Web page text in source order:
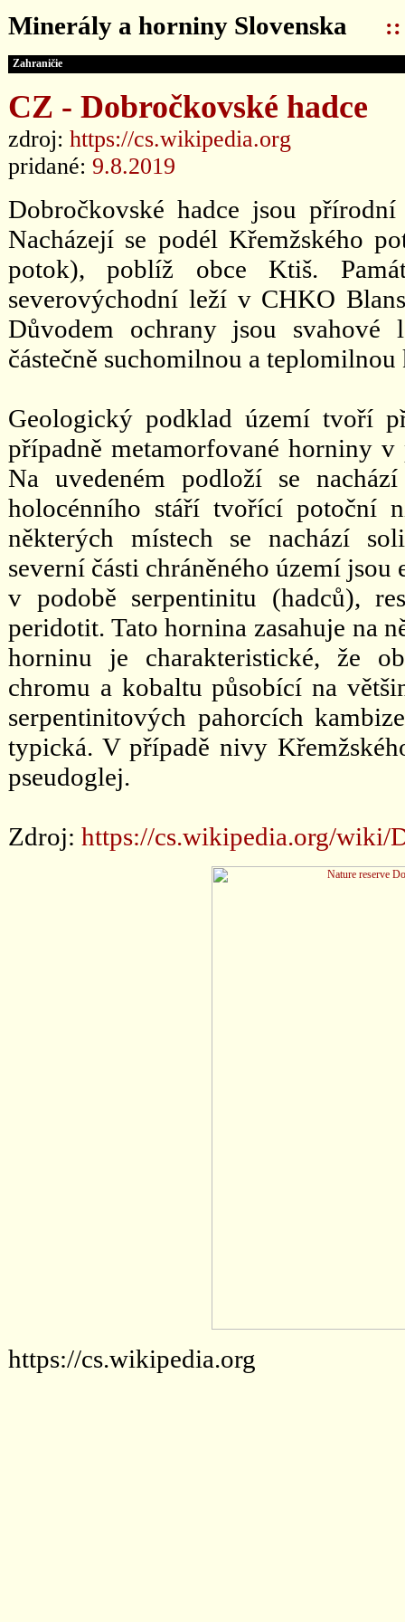
Minerály a horniny Slovenska ::
Zahraničie
CZ - Dobročkovské hadce
zdroj: https://cs.wikipedia.org
pridané: 9.8.2019
Dobročkovské hadce jsou
Nacházejí se podél Křemžského
potok), poblíž obce Ktiš.
severovýchodní leží v CHKO
Důvodem ochrany jsou
částečně suchomilnou a teplomilnou
Geologický podklad území tvoří
případně metamorfované horniny
Na uvedeném podloží se
holocénního stáří tvořící potoční
některých místech se nachází
severní části chráněného území
v podobě serpentinitu (hadců),
peridotit. Tato hornina zasahuje na
horninu je charakteristické, že
chromu a kobaltu působící na
serpentinitových pahorcích
typická. V případě nivy
pseudoglej.
Zdroj: https://cs.wikipedia.org/wiki/
https://cs.wikipedia.org